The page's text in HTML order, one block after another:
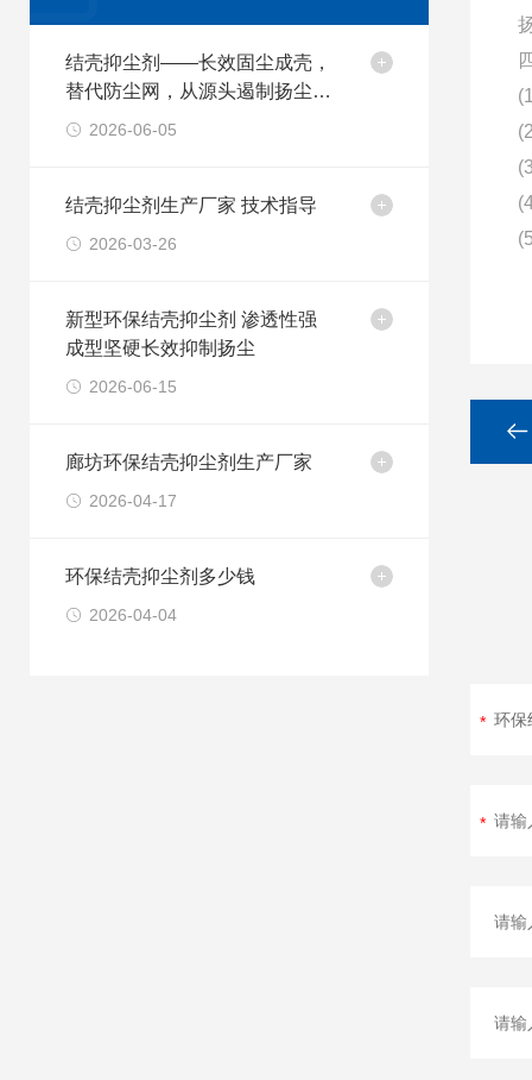
结壳抑尘剂——长效固尘成壳，
替代防尘网，从源头遏制扬尘污
染
2026-06-05
结壳抑尘剂生产厂家 技术指导
2026-03-26
新型环保结壳抑尘剂 渗透性强
成型坚硬长效抑制扬尘
2026-06-15
廊坊环保结壳抑尘剂生产厂家
2026-04-17
环保结壳抑尘剂多少钱
2026-04-04